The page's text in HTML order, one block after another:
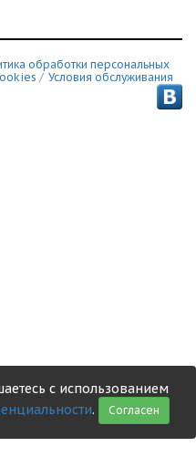
обработки персональных
/ Условия обслуживания
с использованием
. Согласен